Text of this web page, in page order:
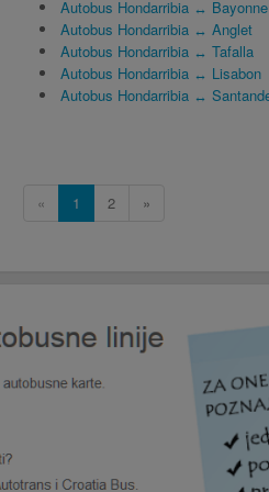
Autobus Hondarribia ↔ Bayonne
Autobus Hondarribia ↔ Anglet
Autobus Hondarribia ↔ Tafalla
Autobus Hondarribia ↔ Lisabon
Autobus Hondarribia ↔
« 1 2 »